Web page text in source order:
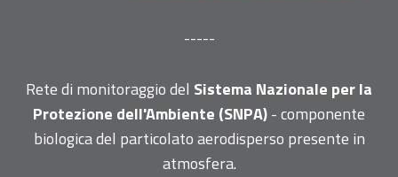
-----
Rete di monitoraggio del Sistema Nazionale per la
Protezione dell'Ambiente (SNPA)- componente
biologica del particolato aerodisperso presente in
atmosfera.